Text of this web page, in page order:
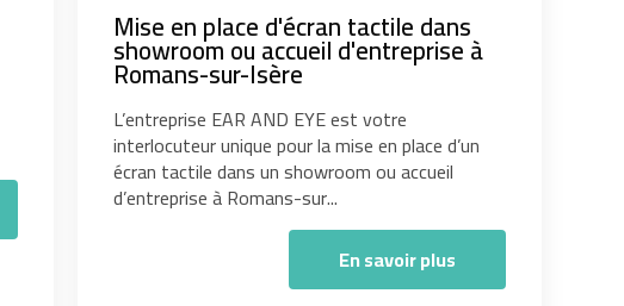
Mise en place d'écran tactile dans
showroom ou accueil d'entreprise à
Romans-sur-Isère
L’entreprise EAR AND EYE est votre
interlocuteur unique pour la mise en place d’un
écran tactile dans un showroom ou accueil
d’entreprise à Romans-sur...
En savoir plus